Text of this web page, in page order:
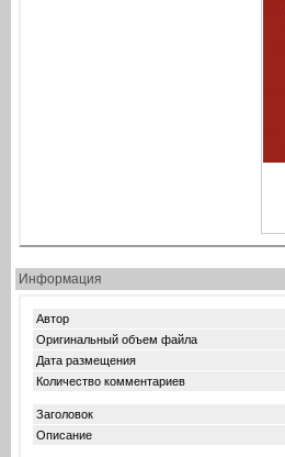
Информация
Автор
Оригинальный объем файла
Дата размещения
Количество комментариев
Заголовок
Описание